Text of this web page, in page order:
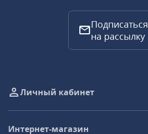
Подписаться
на рассылку
Личный кабинет
Интернет-магазин